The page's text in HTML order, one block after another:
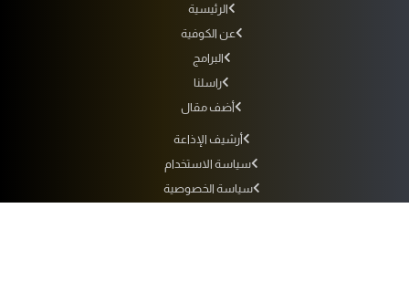
الرئيسية
عن الكوفية
البرامج
راسلنا
أضف مقال
أرشيف الإذاعة
سياسة الاستخدام
سياسة الخصوصية